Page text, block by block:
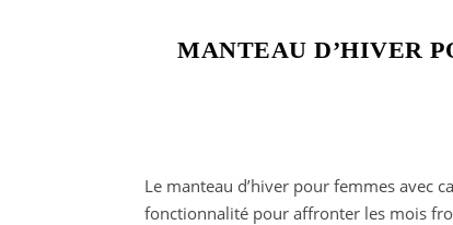
MANTEAU D’HIVER
Le manteau d’hiver pour femmes avec
fonctionnalité pour affronter les mois